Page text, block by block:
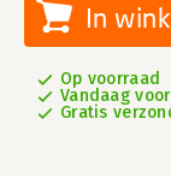
In
Op voorraad
Vandaag
Gratis